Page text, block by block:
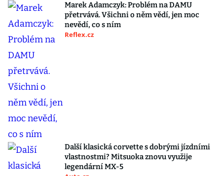
Marek Adamczyk: Problém na DAMU
přetrvává. Všichni o něm vědí, jen moc
nevědí, co s ním
Reflex.cz
Další klasická corvette s dobrými jízdními
vlastnostmi? Mitsuoka znovu využije
legendární MX-5